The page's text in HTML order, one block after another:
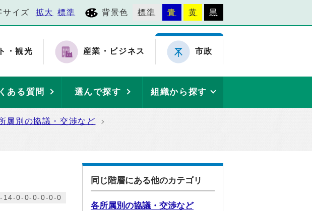
サイズ 拡大 標準 背景色 標準 青 黄 黒
・観光 産業・ビジネス 市政
ある質問 選んで探す 組織から探す
属別の協議・交渉など
14-0-0-0-0-0-0
同じ階層にある他のカテゴリ
各所属別の協議・交渉など